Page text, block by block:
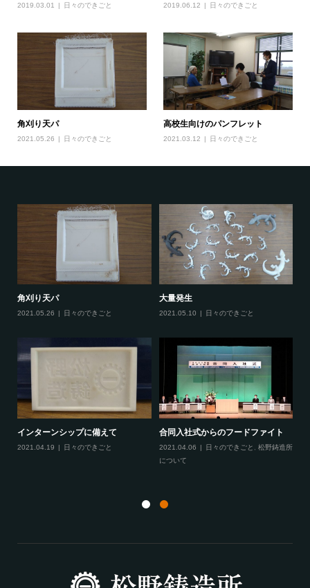
2019.03.01 日々のできごと 2019.06.12 日々のできごと
角刈り天パ
2021.05.26 日々のできごと
高校生向けのパンフレット
2021.03.12 日々のできごと
角刈り天パ
2021.05.26 日々のできごと
大量発生
2021.05.10 日々のできごと
インターンシップに備えて
2021.04.19 日々のできごと
合同入社式からのフードファイト
2021.04.06 日々のできごと
松野鋳造所
について